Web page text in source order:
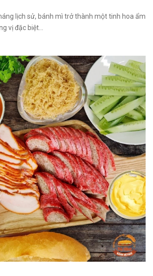
lịch sử, bánh mì trở thành một tinh hoa ẩm
vị đặc biệt...